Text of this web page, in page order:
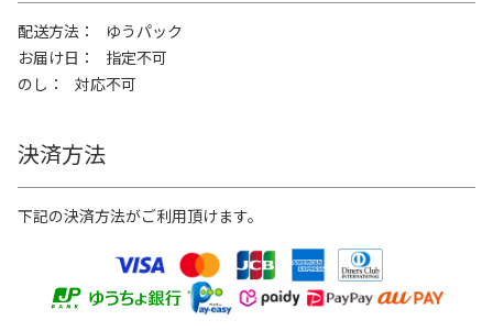
配送方法
ゆうパック
お届け日
指定不可
のし
対応不可
決済方法
下記の決済方法がご利用頂けます。